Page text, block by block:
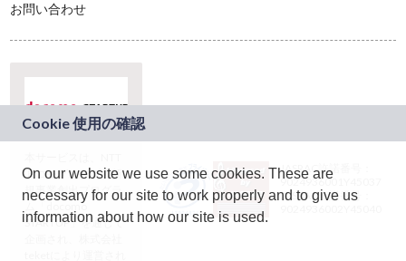
お問い合わせ
ドコモグループの新
規事業創出プログラ
ム「docomo
STARTUP」を通じて
JASRAC許諾番号：
9024936001Y45037
JASRAC許諾番号：
On our website we use some cookies. These are
necessary for our site to work properly and to give us
information about how our site is used.